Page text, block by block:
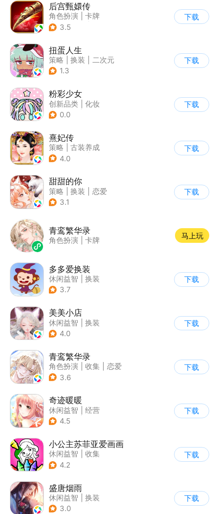
后宫甄嬛传
角色扮演
卡牌
| 架空历史
3.5
下载
扭蛋人生
策略 换装
二次元
| 休闲益智
1.3
下载
粉彩少女
创新品类
化妆
| 女性向
0.0
下载
熹妃传
策略
古装养成
| 架空历史
4.0
下载
甜甜的你
策略 换装
恋爱
| 乙女
3.1
下载
青鸾繁华录
角色扮演 卡牌
马上玩
多多爱换装
休闲益智
换装
| 儿童游戏
3.7
下载
美美小店
休闲益智
换装
| 女性向
4.0
下载
青鸾繁华录
角色扮演 收集
恋爱
| 女性向
3.6
下载
奇迹暖暖
休闲益智
经营
| 美少女
4.5
下载
小公主苏菲亚爱画画
休闲益智
收集
| 儿童游戏
4.2
下载
盛唐烟雨
休闲益智
换装
| 架空历史
3.0
下载